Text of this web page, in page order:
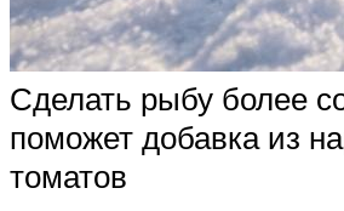
Сделать рыбу более
поможет добавка из
томатов